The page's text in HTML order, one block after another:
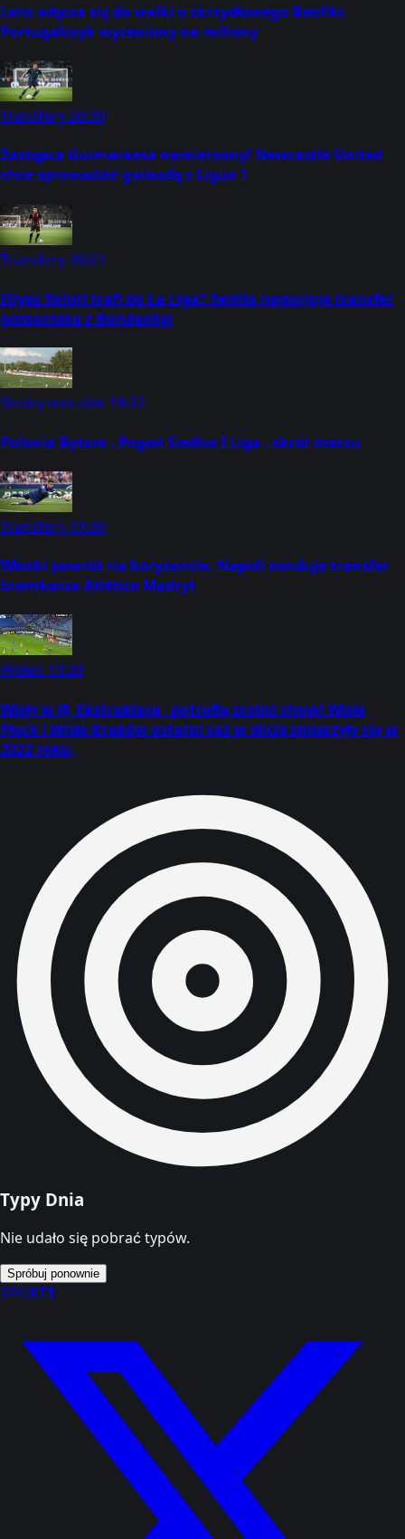
Lens włącza się do walki o skrzydłowego Benfiki.
Portugalczyk wyceniony na miliony
Transfery20:30
Zastępca Guimaraesa namierzony! Newcastle United
chce sprowadzić gwiazdę z Ligue 1
Transfery20:01
Ellyes Skhiri trafi do La Liga? Sevilla negocjuje transfer
pomocnika z Bundesligi
Skróty meczów 19:32
Polonia Bytom - Pogoń Siedlce I Liga - skrót meczu
Transfery 19:30
Włoski powrót na horyzoncie. Napoli sonduje transfer
bramkarza Atlético Madryt
Wideo 19:28
Wisły w @_Ekstraklasa_ potrafią zrobić show! Wisła
Płock i Wisła Kraków ostatni raz w elicie zmierzyły się w
2022 roku,
Typy Dnia
Nie udało się pobrać typów.
Spróbuj ponownie
SPORT1